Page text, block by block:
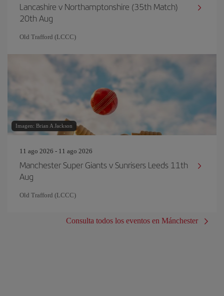
Lancashire v Northamptonshire (35th Match)
20th Aug
Old Trafford (LCCC)
Imagen: Brian A Jackson
11 ago 2026 - 11 ago 2026
Manchester Super Giants v Sunrisers Leeds 11th
Aug
Old Trafford (LCCC)
Consulta todos los eventos en Mánchester